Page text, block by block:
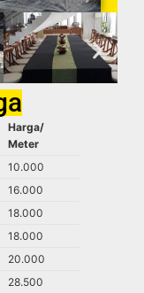
Harga/
Meter
10.000
16.000
18.000
18.000
20.000
28.500